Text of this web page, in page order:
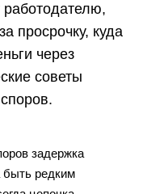
работодателю,
просрочку, куда
через
советы
задержка
быть редким